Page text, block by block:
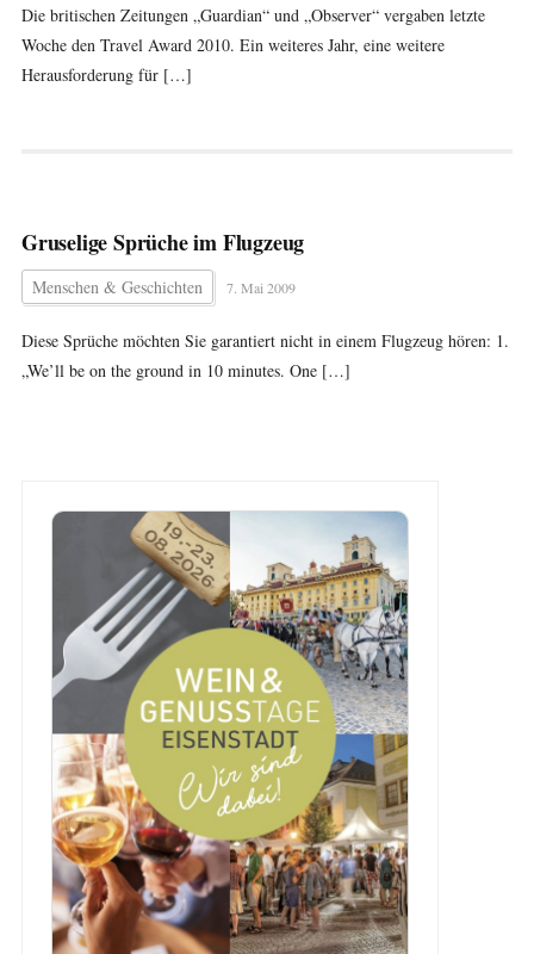
Die britischen Zeitungen „Guardian“ und „Observer“ vergaben letzte
Woche den Travel Award 2010. Ein weiteres Jahr, eine weitere
Herausforderung für […]
Gruselige Sprüche im Flugzeug
Menschen & Geschichten 7. Mai 2009
Diese Sprüche möchten Sie garantiert nicht in einem Flugzeug hören: 1.
„We’ll be on the ground in 10 minutes. One […]